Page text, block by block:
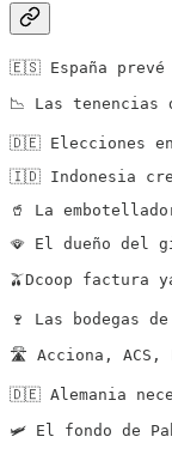
🇪🇸 España
📉 Las tenencias
🇩🇪 Elecciones en
🇮🇩 Indonesia
🥤 La
🪭 El dueño del
🫒Dcoop factura
🍷 Las bodegas
🛣️ Acciona,
🇩🇪 Alemania
🛩️ El fondo de